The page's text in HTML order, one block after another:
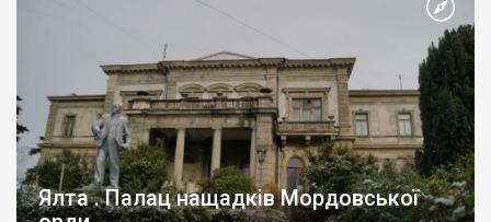
Ялта . Палац нащадків Мордовської